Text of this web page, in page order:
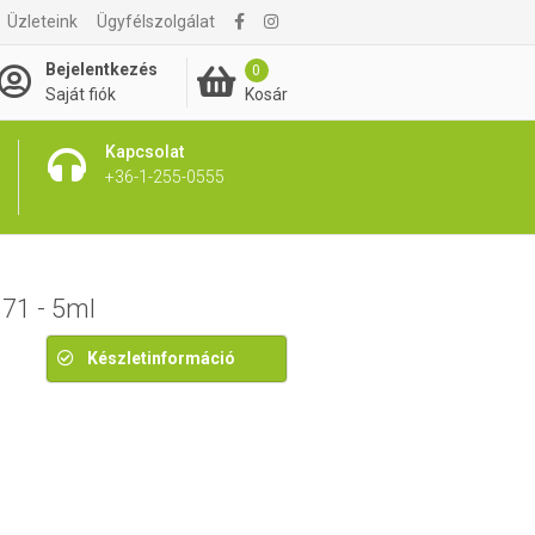
Üzleteink Ügyfélszolgálat
Bejelentkezés
Saját fiók
0
Kosár
Kapcsolat
+36-1-255-0555
1 654 Ft
- 5ml
Készletinformáció